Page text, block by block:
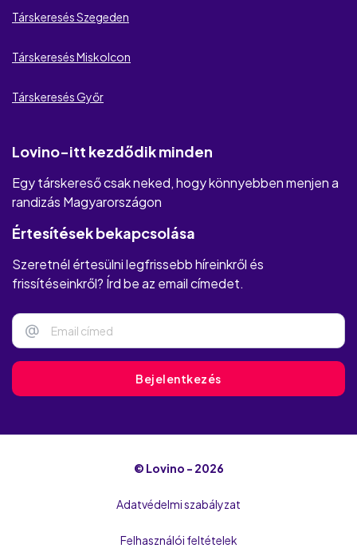
WantMatures
Szexrandi.hu
Társkeresés Szegeden
Társkeresés Miskolcon
Társkeresés Győr
Lovino-itt kezdődik minden
Egy társkereső csak neked, hogy könnyebben menjen a
randizás Magyarországon
Értesítések bekapcsolása
Szeretnél értesülni legfrissebb híreinkről és
frissítéseinkről? Írd be az email címedet.
@
Bejelentkezés
© Lovino - 2026
Adatvédelmi szabályzat
Felhasználói feltételek